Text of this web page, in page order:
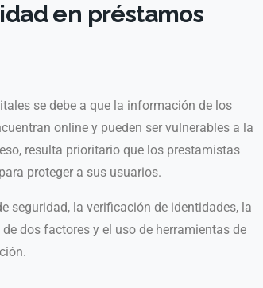
en préstamos
se debe a que la información de los
online y pueden ser vulnerables a la
resulta prioritario que los prestamistas
proteger a sus usuarios.
seguridad, la verificación de identidades, la
dos factores y el uso de herramientas de